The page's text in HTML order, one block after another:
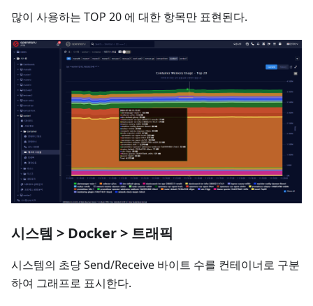
많이 사용하는 TOP 20 에 대한 항목만 표현된다.
시스템 > Docker > 트래픽
시스템의 초당 Send/Receive 바이트 수를 컨테이너로 구분
하여 그래프로 표시한다.